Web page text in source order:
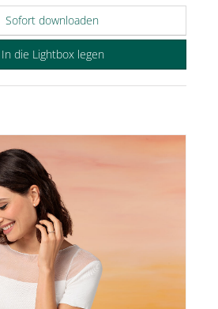
Sofort downloaden
In die Lightbox legen